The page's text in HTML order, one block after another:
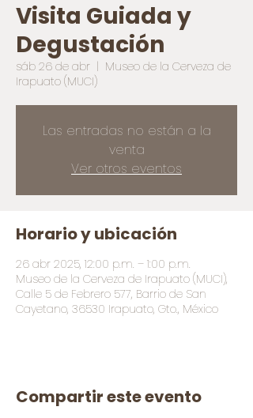
Visita Guiada y
Degustación
sáb 26 de abr
  |
Museo de la Cerveza de
Irapuato (MUCI)
Las entradas no están a la
venta
Ver otros eventos
Horario y ubicación
26 abr 2025, 12:00 p.m. – 1:00 p.m.
Museo de la Cerveza de Irapuato (MUCI),
Calle 5 de Febrero 577, Barrio de San
Cayetano, 36530 Irapuato, Gto., México
Compartir este evento